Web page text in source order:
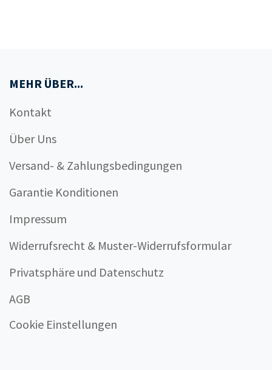
MEHR ÜBER...
Kontakt
Über Uns
Versand- & Zahlungsbedingungen
Garantie Konditionen
Impressum
Widerrufsrecht & Muster-Widerrufsformular
Privatsphäre und Datenschutz
AGB
Cookie Einstellungen